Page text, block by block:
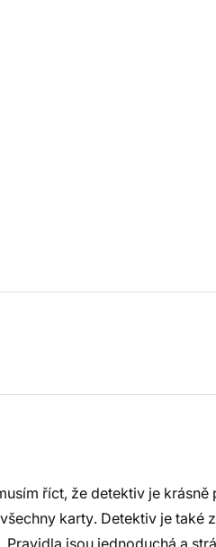
říct, že detektiv je
karty. Detektiv je také
jsou jednoduchá a